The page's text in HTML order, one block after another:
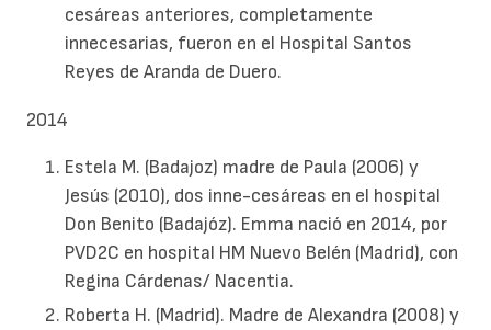
cesáreas anteriores, completamente
innecesarias, fueron en el Hospital Santos
Reyes de Aranda de Duero.
2014
Estela M. (Badajoz) madre de Paula (2006) y
Jesús (2010), dos inne-cesáreas en el hospital
Don Benito (Badajóz). Emma nació en 2014, por
PVD2C en hospital HM Nuevo Belén (Madrid), con
Regina Cárdenas/ Nacentia.
Roberta H. (Madrid). Madre de Alexandra (2008) y